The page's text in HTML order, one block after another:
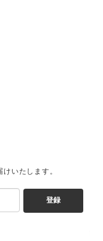
いたします。
登録